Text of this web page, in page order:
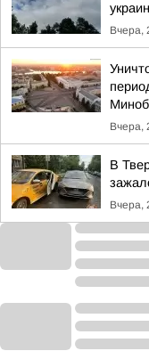
Вчера,
Вчера,
В
Вчера,